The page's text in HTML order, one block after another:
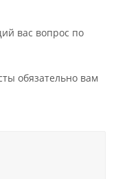
вас вопрос по
обязательно вам